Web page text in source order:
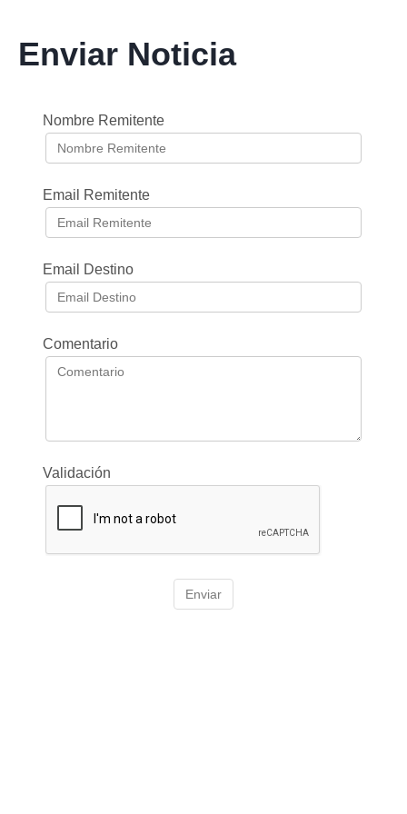
Enviar Noticia
Nombre Remitente
Email Remitente
Email Destino
Comentario
Validación